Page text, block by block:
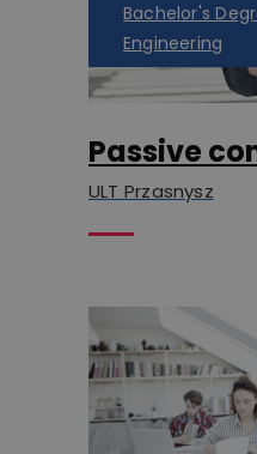
Bachelor's
Engineering
Passive
ULT Przasnysz